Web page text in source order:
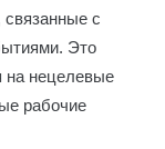
связанные с
Это
на нецелевые
рабочие